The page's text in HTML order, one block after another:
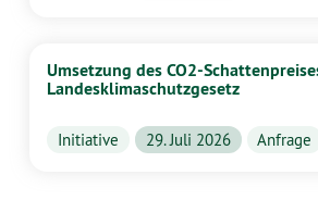
Umsetzung des CO2-
Landesklimaschutzgesetz
Initiative 29. Juli 2026 Anfrage